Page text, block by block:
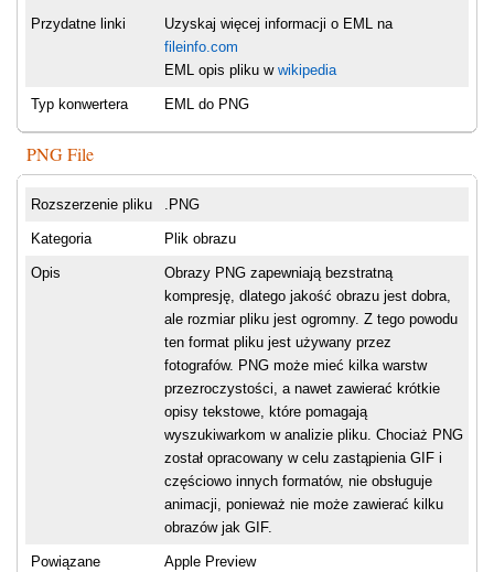
Przydatne linki
Uzyskaj więcej informacji o EML na
fileinfo.com
EML opis pliku w wikipedia
Typ konwertera EML do PNG
PNG File
Rozszerzenie pliku .PNG
Kategoria Plik obrazu
Opis
Obrazy PNG zapewniają bezstratną
kompresję, dlatego jakość obrazu jest dobra,
ale rozmiar pliku jest ogromny. Z tego powodu
ten format pliku jest używany przez
fotografów. PNG może mieć kilka warstw
przezroczystości, a nawet zawierać krótkie
opisy tekstowe, które pomagają
wyszukiwarkom w analizie pliku. Chociaż PNG
został opracowany w celu zastąpienia GIF i
częściowo innych formatów, nie obsługuje
animacji, ponieważ nie może zawierać kilku
obrazów jak GIF.
Powiązane
Apple Preview